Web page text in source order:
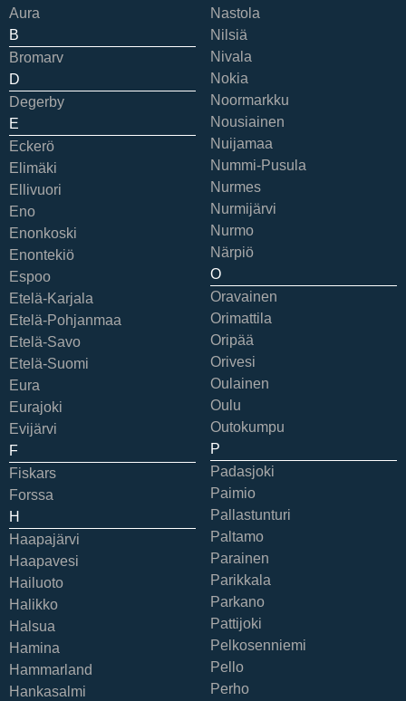
Aura
B
Bromarv
D
Degerby
E
Eckerö
Elimäki
Ellivuori
Eno
Enonkoski
Enontekiö
Espoo
Etelä-Karjala
Etelä-Pohjanmaa
Etelä-Savo
Etelä-Suomi
Eura
Eurajoki
Evijärvi
F
Fiskars
Forssa
H
Haapajärvi
Haapavesi
Hailuoto
Halikko
Halsua
Hamina
Hammarland
Hankasalmi
Nastola
Nilsiä
Nivala
Nokia
Noormarkku
Nousiainen
Nuijamaa
Nummi-Pusula
Nurmes
Nurmijärvi
Nurmo
Närpiö
O
Oravainen
Orimattila
Oripää
Orivesi
Oulainen
Oulu
Outokumpu
P
Padasjoki
Paimio
Pallastunturi
Paltamo
Parainen
Parikkala
Parkano
Pattijoki
Pelkosenniemi
Pello
Perho